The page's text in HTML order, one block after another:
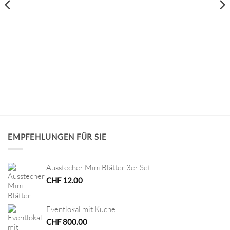
EMPFEHLUNGEN FÜR SIE
Ausstecher Mini Blätter 3er Set
CHF12.00
Eventlokal mit Küche
CHF800.00